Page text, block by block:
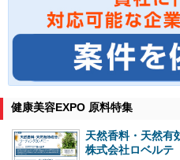
健康美容EXPO 原料特集
天然香料・天然有
株式会社ロベルテ